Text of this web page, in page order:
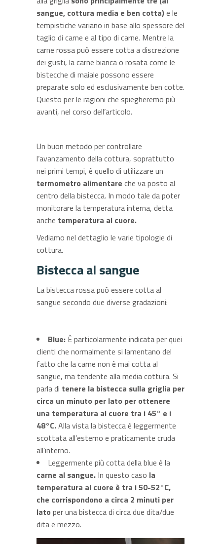
sangue, cottura media e ben cotta)e le
tempistiche variano in base allo spessore del
taglio di carne e al tipo di carne. Mentre la
carne rossa può essere cotta a discrezione
dei gusti, la carne bianca o rosata come le
bistecche di maiale possono essere
preparate solo ed esclusivamente ben cotte.
Questo per le ragioni che spiegheremo più
avanti, nel corso dell’articolo.
Un buon metodo per controllare
l’avanzamento della cottura, soprattutto
nei primi tempi, è quello di utilizzare un
termometro alimentare che va posto al
centro della bistecca. In modo tale da poter
monitorare la temperatura interna, detta
anche temperatura al cuore.
Vediamo nel dettaglio le varie tipologie di
cottura.
Bistecca al sangue
La bistecca rossa può essere cotta al
sangue secondo due diverse gradazioni:
Blue: È particolarmente indicata per quei
clienti che normalmente si lamentano del
fatto che la carne non è mai cotta al
sangue, ma tendente alla media cottura. Si
parla di tenere la bistecca sulla griglia per
circa un minuto per lato per ottenere
una temperatura al cuore tra i 45° e i
48°C.Alla vista la bistecca è leggermente
scottata all’esterno e praticamente cruda
all’interno.
Leggermente più cotta della blue è la
carne al sangue. In questo caso la
temperatura al cuore è tra i 50-52°C,
che corrispondono a circa 2 minuti per
lato per una bistecca di circa due dita/due
dita e mezzo.